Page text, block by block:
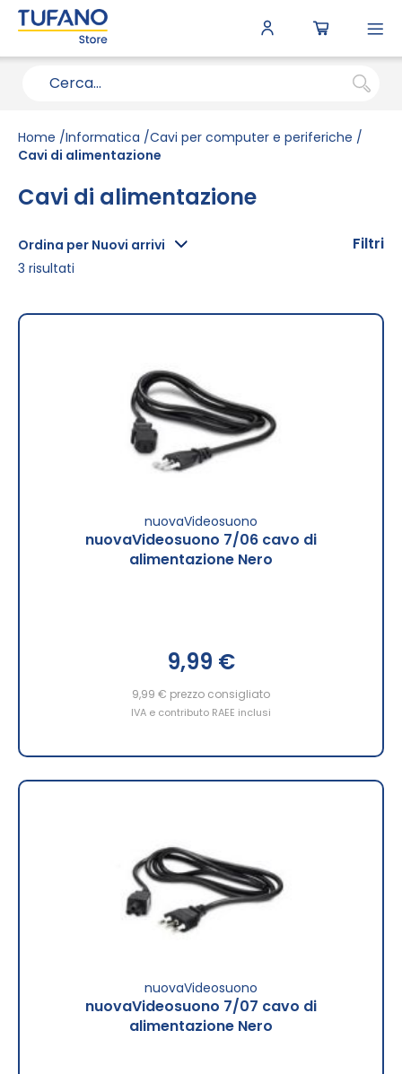
Home Informatica Cavi per computer e periferiche
Cavi di alimentazione
Cavi di alimentazione
Ordina per Nuovi arrivi
3 risultati
nuovaVideosuono
nuovaVideosuono 7/06 cavo di
alimentazione Nero
9,99 €
9,99 € prezzo consigliato
IVA e contributo RAEE inclusi
nuovaVideosuono
nuovaVideosuono 7/07 cavo di
alimentazione Nero
Filtri